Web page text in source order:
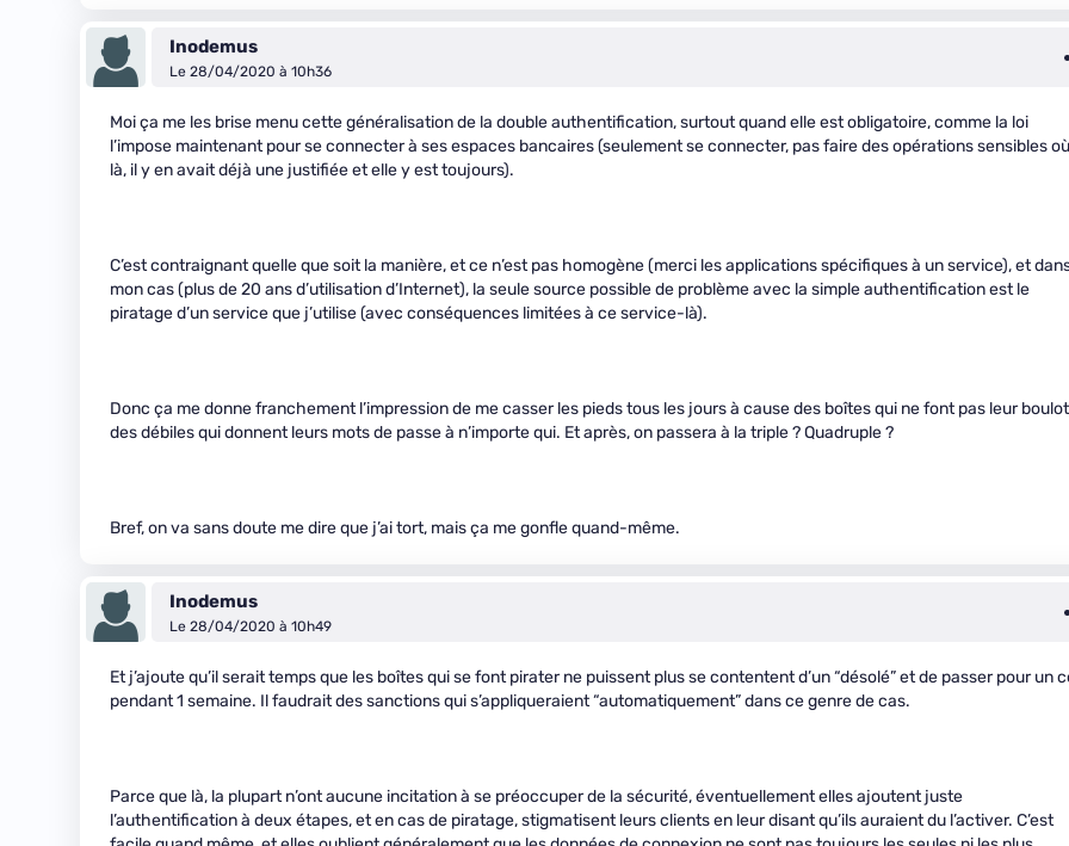
Inodemus
Le 28/04/2020 à 10h36
Moi ça me les brise menu cette généralisation de la double authentification, surtout quand elle est obligatoire, comme la loi
l’impose maintenant pour se connecter à ses espaces bancaires (seulement se connecter, pas faire des opérations sensibles où
là, il y en avait déjà une justifiée et elle y est toujours).
C’est contraignant quelle que soit la manière, et ce n’est pas homogène (merci les applications spécifiques à un service), et
mon cas (plus de 20 ans d’utilisation d’Internet), la seule source possible de problème avec la simple authentification est le
piratage d’un service que j’utilise (avec conséquences limitées à ce service-là).
Donc ça me donne franchement l’impression de me casser les pieds tous les jours à cause des boîtes qui ne font pas leur
des débiles qui donnent leurs mots de passe à n’importe qui. Et après, on passera à la triple ? Quadruple ?
Bref, on va sans doute me dire que j’ai tort, mais ça me gonfle quand-même.
Inodemus
Le 28/04/2020 à 10h49
Et j’ajoute qu’il serait temps que les boîtes qui se font pirater ne puissent plus se contentent d’un “désolé” et de passer pour un
pendant 1 semaine. Il faudrait des sanctions qui s’appliqueraient “automatiquement” dans ce genre de cas.
Parce que là, la plupart n’ont aucune incitation à se préoccuper de la sécurité, éventuellement elles ajoutent juste
l’authentification à deux étapes, et en cas de piratage, stigmatisent leurs clients en leur disant qu’ils auraient du l’activer. C’est